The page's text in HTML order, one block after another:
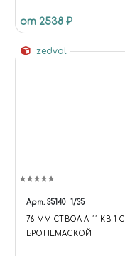
от 2538 ₽
zedval
Арт. 35140 1/35
76 ММ СТВОЛ Л-11 КВ-1 С
БРОНЕМАСКОЙ